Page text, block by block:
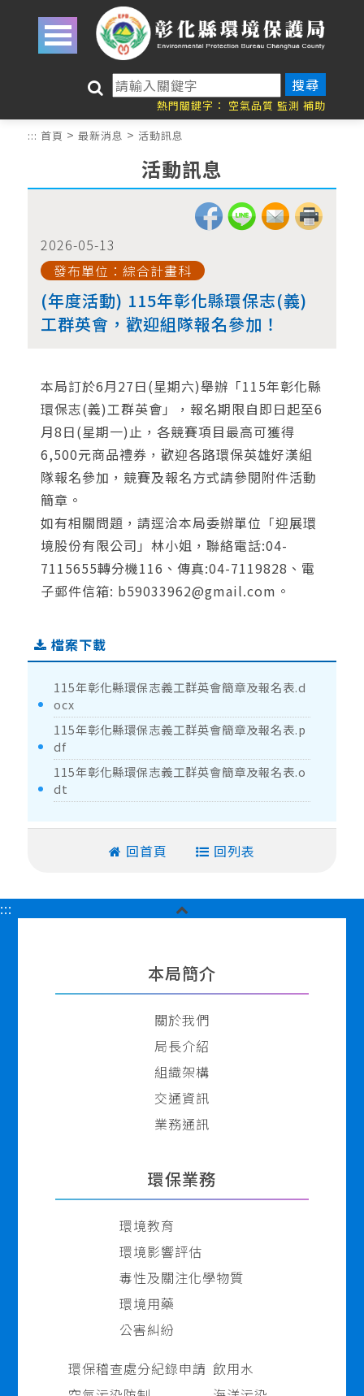
跳到主要內容區塊
關
鍵
字
搜
熱門關鍵字： 空氣品質 監測 補助
::: 首頁 > 最新消息 > 活動訊息
活動訊息
2026-05-13
發布單位：綜合計畫科
(年度活動) 115年彰化縣環保志(義)
工群英會，歡迎組隊報名參加！
本局訂於6月27日(星期六)舉辦「115年彰化縣
環保志(義)工群英會」，報名期限自即日起至6
月8日(星期一)止，各競賽項目最高可獲得
6,500元商品禮券，歡迎各路環保英雄好漢組
隊報名參加，競賽及報名方式請參閱附件活動
簡章。
如有相關問題，請逕洽本局委辦單位「迎展環
境股份有限公司」林小姐，聯絡電話:04-
7115655轉分機116、傳真:04-7119828、電
子郵件信箱: b59033962@gmail.com。
檔案下載
115年彰化縣環保志義工群英會簡章及報名表.d
ocx
115年彰化縣環保志義工群英會簡章及報名表.p
df
115年彰化縣環保志義工群英會簡章及報名表.o
dt
回首頁 回列表
:::
頁
尾
本局簡介
關於我們
局長介紹
組織架構
交通資訊
業務通訊
環保業務
環境教育
環境影響評估
毒性及關注化學物質
環境用藥
公害糾紛
環保稽查處分紀錄申請 飲用水